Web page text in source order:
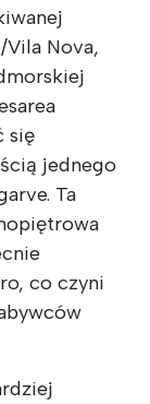
Nova,
się
jednego
Ta
co czyni